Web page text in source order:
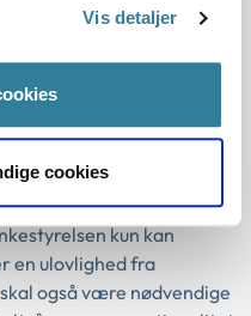
Vis detaljer
cookies
erstatningssagmod et
kan
under hensyn til den
øvrige omstændigheder,
kun kan
en ulovlighed fra
også være nødvendige